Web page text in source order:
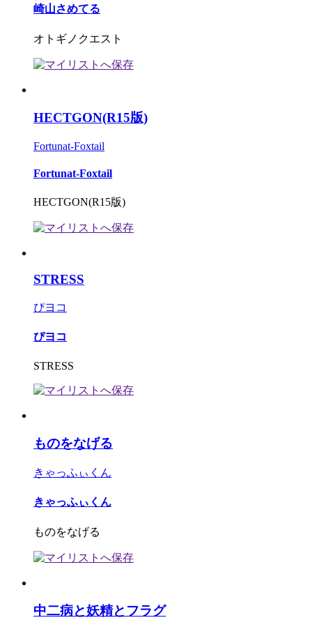
崎山さめてる
オトギノクエスト
HECTGON(R15版)
Fortunat-Foxtail
Fortunat-Foxtail
HECTGON(R15版)
STRESS
ぴヨコ
ぴヨコ
STRESS
ものをなげる
きゃっふぃくん
きゃっふぃくん
ものをなげる
中二病と妖精とフラグ